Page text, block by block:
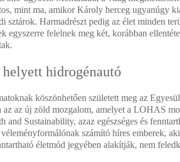
mint ma, amikor Károly herceg ugyanúgy
sztárok. Harmadrészt pedig az élet minden
egyszerre felelnek meg két, korábban
hidrogénautó
köszönhetően született meg az
az új zöld mozgalom, amelyet a LOHAS
and Sustainability, azaz egészséges és
számító híres emberek,
életmód jegyében alakítják, nem